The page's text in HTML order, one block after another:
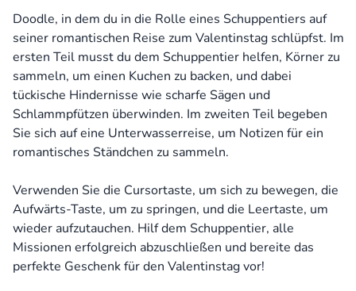
Doodle, in dem du in die Rolle eines Schuppentiers auf
seiner romantischen Reise zum Valentinstag schlüpfst. Im
ersten Teil musst du dem Schuppentier helfen, Körner zu
sammeln, um einen Kuchen zu backen, und dabei
tückische Hindernisse wie scharfe Sägen und
Schlammpfützen überwinden. Im zweiten Teil begeben
Sie sich auf eine Unterwasserreise, um Notizen für ein
romantisches Ständchen zu sammeln.
Verwenden Sie die Cursortaste, um sich zu bewegen, die
Aufwärts-Taste, um zu springen, und die Leertaste, um
wieder aufzutauchen. Hilf dem Schuppentier, alle
Missionen erfolgreich abzuschließen und bereite das
perfekte Geschenk für den Valentinstag vor!